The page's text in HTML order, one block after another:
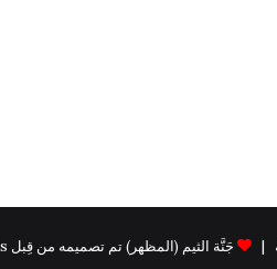
جَنَّة الثيم (المظهر) تم تصميمه من قِبل TieLabs | مُستضاف بفخر